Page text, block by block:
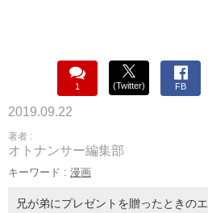
1 (Twitter) FB
2019.09.22
著者 :
オトナンサー編集部
キーワード : 漫画
兄が弟にプレゼントを贈ったときの